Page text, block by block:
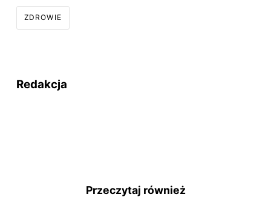
ZDROWIE
Redakcja
Przeczytaj również